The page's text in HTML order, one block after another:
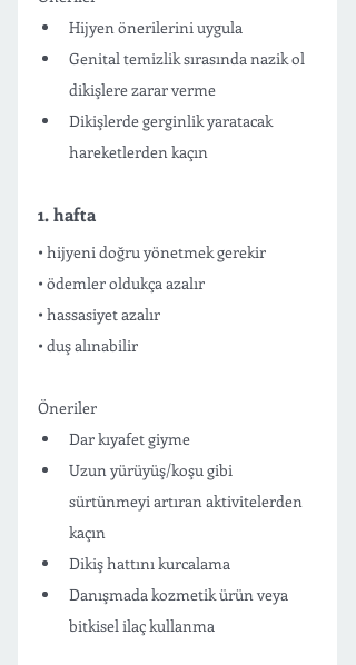
Hijyen önerilerini uygula
Genital temizlik sırasında nazik ol
dikişlere zarar verme
Dikişlerde gerginlik yaratacak
hareketlerden kaçın
1. hafta
• hijyeni doğru yönetmek gerekir
• ödemler oldukça azalır
• hassasiyet azalır
• duş alınabilir
Öneriler
Dar kıyafet giyme
Uzun yürüyüş/koşu gibi
sürtünmeyi artıran aktivitelerden
kaçın
Dikiş hattını kurcalama
Danışmada kozmetik ürün veya
bitkisel ilaç kullanma